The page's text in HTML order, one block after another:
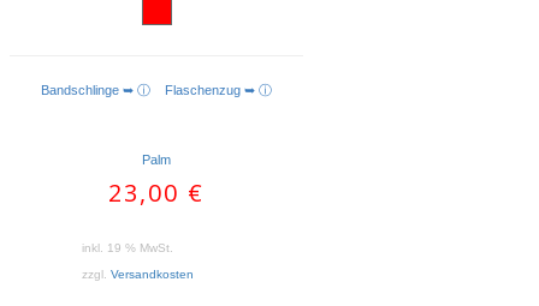
Bandschlinge ➥ ⓘ Flaschenzug ➥ ⓘ
Palm
23,00 €
inkl. 19 % MwSt.
zzgl. Versandkosten